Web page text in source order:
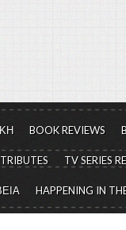
BOOK REVIEWS
TV SERIES
HAPPENING IN